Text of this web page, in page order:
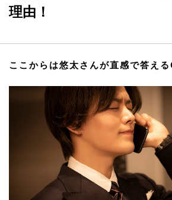
理由！
ここからは悠太さんが直感で答える